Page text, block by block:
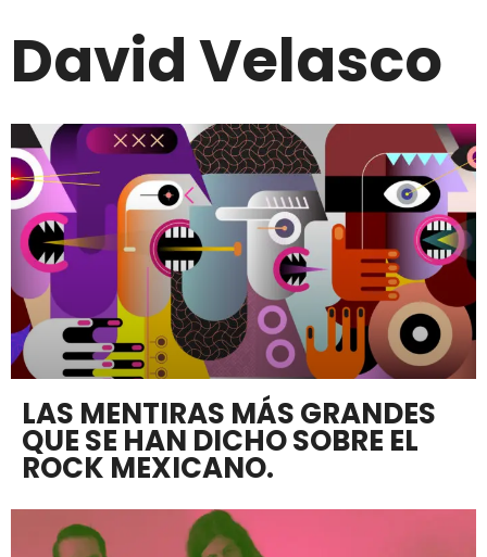
David Velasco
LAS MENTIRAS MÁS GRANDES
QUE SE HAN DICHO SOBRE EL
ROCK MEXICANO.